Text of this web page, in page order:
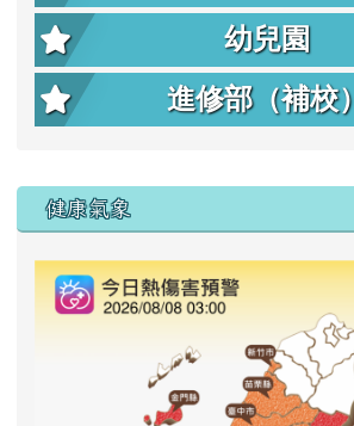
幼兒園
進修部（補校）
右邊區域內容
健康氣象